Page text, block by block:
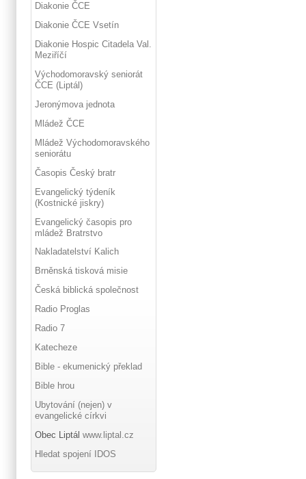
Diakonie ČCE
Diakonie ČCE Vsetín
Diakonie Hospic Citadela Val.
Meziříčí
Východomoravský seniorát
ČCE (Liptál)
Jeronýmova jednota
Mládež ČCE
Mládež Východomoravského
seniorátu
Časopis Český bratr
Evangelický týdeník
(Kostnické jiskry)
Evangelický časopis pro
mládež Bratrstvo
Nakladatelství Kalich
Brněnská tisková misie
Česká biblická společnost
Radio Proglas
Radio 7
Katecheze
Bible - ekumenický překlad
Bible hrou
Ubytování (nejen) v
evangelické církvi
Obec Liptál www.liptal.cz
Hledat spojení IDOS